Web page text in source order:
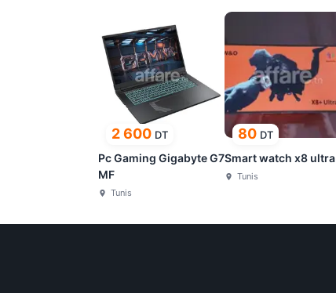
2 600 DT
Pc Gaming Gigabyte G7
MF
Tunis
80 DT
Smart watch x8 ultra
Tunis